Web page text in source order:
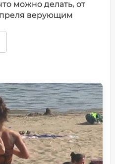
можно делать, от
верующим